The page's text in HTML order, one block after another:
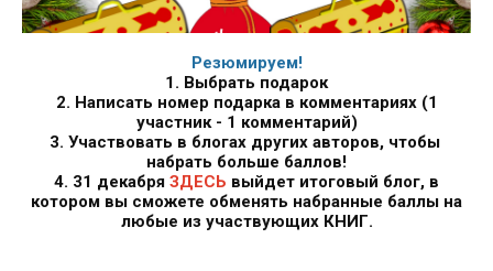
Резюмируем!
1. Выбрать подарок
2. Написать номер подарка в комментариях (1
участник - 1 комментарий)
3. Участвовать в блогах других авторов, чтобы
набрать больше баллов!
4. 31 декабря ЗДЕСЬ выйдет итоговый блог, в
котором вы сможете обменять набранные баллы на
любые из участвующих КНИГ.